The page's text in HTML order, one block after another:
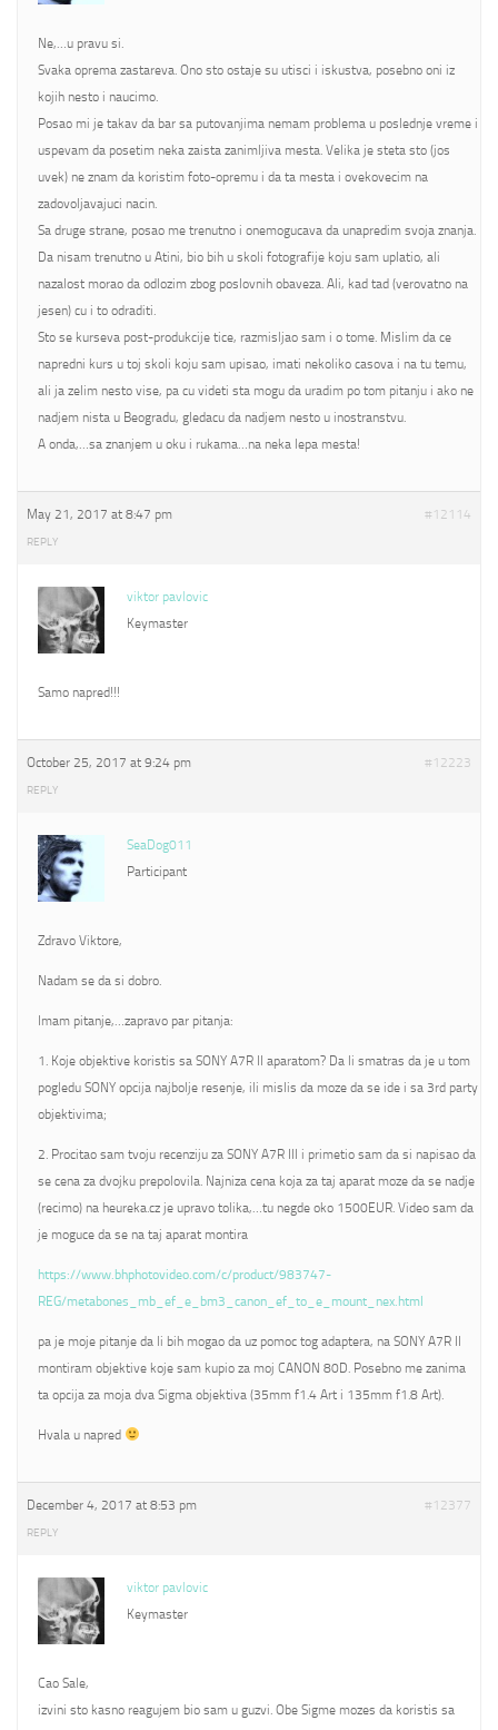
Ne,…u pravu si.
Svaka oprema zastareva. Ono sto ostaje su utisci i iskustva, posebno oni iz
kojih nesto i naucimo.
Posao mi je takav da bar sa putovanjima nemam problema u poslednje vreme i
uspevam da posetim neka zaista zanimljiva mesta. Velika je steta sto (jos
uvek) ne znam da koristim foto-opremu i da ta mesta i ovekovecim na
zadovoljavajuci nacin.
Sa druge strane, posao me trenutno i onemogucava da unapredim svoja znanja.
Da nisam trenutno u Atini, bio bih u skoli fotografije koju sam uplatio, ali
nazalost morao da odlozim zbog poslovnih obaveza. Ali, kad tad (verovatno na
jesen) cu i to odraditi.
Sto se kurseva post-produkcije tice, razmisljao sam i o tome. Mislim da ce
napredni kurs u toj skoli koju sam upisao, imati nekoliko casova i na tu temu,
ali ja zelim nesto vise, pa cu videti sta mogu da uradim po tom pitanju i ako ne
nadjem nista u Beogradu, gledacu da nadjem nesto u inostranstvu.
A onda,…sa znanjem u oku i rukama…na neka lepa mesta!
May 21, 2017 at 8:47 pm #12114
REPLY
viktor pavlovic
Keymaster
Samo napred!!!
October 25, 2017 at 9:24 pm #12223
REPLY
SeaDog011
Participant
Zdravo Viktore,
Nadam se da si dobro.
Imam pitanje,…zapravo par pitanja:
1. Koje objektive koristis sa SONY A7R II aparatom? Da li smatras da je u tom
pogledu SONY opcija najbolje resenje, ili mislis da moze da se ide i sa 3rd party
objektivima;
2. Procitao sam tvoju recenziju za SONY A7R III i primetio sam da si napisao da
se cena za dvojku prepolovila. Najniza cena koja za taj aparat moze da se nadje
(recimo) na heureka.cz je upravo tolika,…tu negde oko 1500EUR. Video sam da
je moguce da se na taj aparat montira
https://www.bhphotovideo.com/c/product/983747-
REG/metabones_mb_ef_e_bm3_canon_ef_to_e_mount_nex.html
pa je moje pitanje da li bih mogao da uz pomoc tog adaptera, na SONY A7R II
montiram objektive koje sam kupio za moj CANON 80D. Posebno me zanima
ta opcija za moja dva Sigma objektiva (35mm f1.4 Art i 135mm f1.8 Art).
Hvala u napred
December 4, 2017 at 8:53 pm #12377
REPLY
viktor pavlovic
Keymaster
Cao Sale,
izvini sto kasno reagujem bio sam u guzvi. Obe Sigme mozes da koristis sa